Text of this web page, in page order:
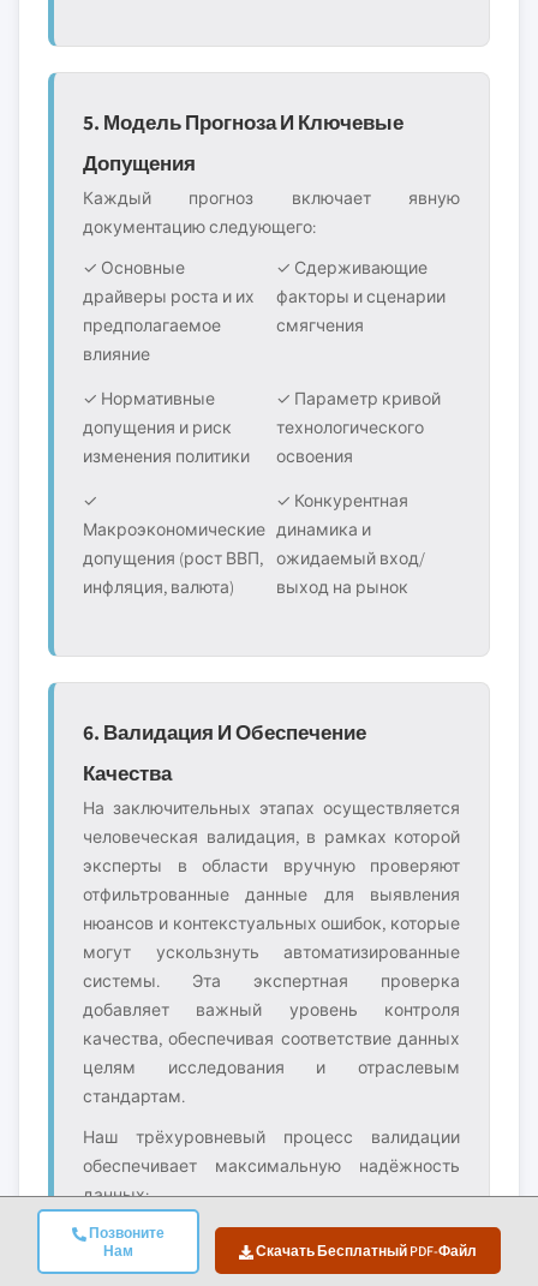
Позвоните
Нам
Скачать Бесплатный PDF-Файл
5. Модель Прогноза И Ключевые
Допущения
Каждый прогноз включает явную
документацию следующего:
✓ Основные
драйверы роста и их
предполагаемое
влияние
✓ Сдерживающие
факторы и сценарии
смягчения
✓ Нормативные
допущения и риск
изменения политики
✓ Параметр кривой
технологического
освоения
✓
Макроэкономические
допущения (рост ВВП,
инфляция, валюта)
✓ Конкурентная
динамика и
ожидаемый вход/
выход на рынок
6. Валидация И Обеспечение
Качества
На заключительных этапах осуществляется
человеческая валидация, в рамках которой
эксперты в области вручную проверяют
отфильтрованные данные для выявления
нюансов и контекстуальных ошибок, которые
могут ускользнуть автоматизированные
системы. Эта экспертная проверка
добавляет важный уровень контроля
качества, обеспечивая соответствие данных
целям исследования и отраслевым
стандартам.
Наш трёхуровневый процесс валидации
обеспечивает максимальную надёжность
данных:
✓
Статистическая
Экспертная